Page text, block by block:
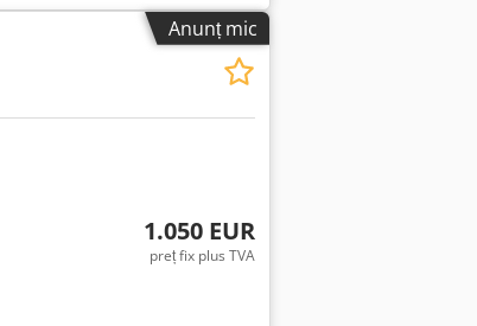
Anunț mic
1.050 EUR
preț fix plus TVA